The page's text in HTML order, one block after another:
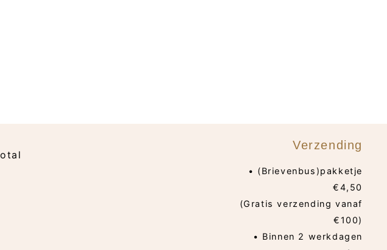
Verzending
• (Brievenbus)pakketje
€4,50
(Gratis verzending vanaf
€100)
• Binnen 2 werkdagen